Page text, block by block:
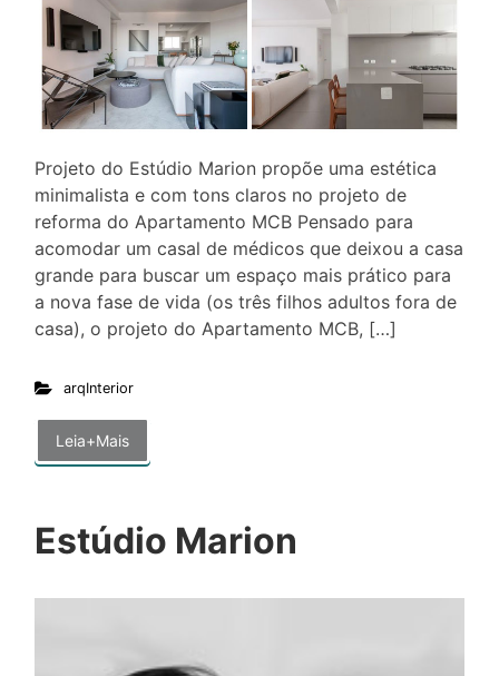
Projeto do Estúdio Marion propõe uma estética
minimalista e com tons claros no projeto de
reforma do Apartamento MCB Pensado para
acomodar um casal de médicos que deixou a casa
grande para buscar um espaço mais prático para
a nova fase de vida (os três filhos adultos fora de
casa), o projeto do Apartamento MCB, […]
arqInterior
Leia+Mais
Estúdio Marion